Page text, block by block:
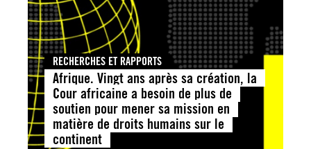
RECHERCHES ET RAPPORTS
Afrique. Vingt ans après sa création, la
Cour africaine a besoin de plus de
soutien pour mener sa mission en
matière de droits humains sur le
continent